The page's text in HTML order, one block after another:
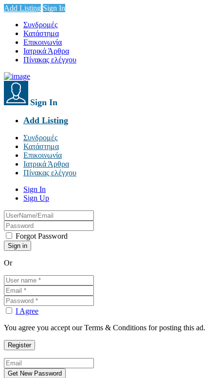
Add Listing Sign In
Συνδρομές
Κατάστημα
Επικοινωνία
Ιατρικά Άρθρα
Πίνακας ελέγχου
Sign In
Add Listing
Συνδρομές
Κατάστημα
Επικοινωνία
Ιατρικά Άρθρα
Πίνακας ελέγχου
Sign In
Sign Up
Forgot Password
Or
I Agree
You agree you accept our Terms & Conditions for posting this ad.